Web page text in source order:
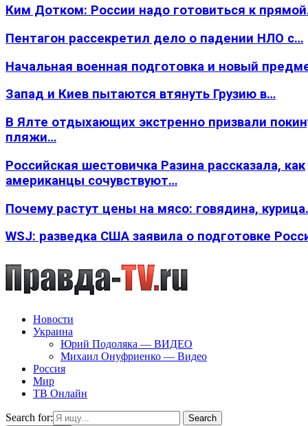
Ким Дотком: России надо готовиться к
Пентагон рассекретил дело о падении НЛО с…
Начальная военная подготовка и новый
Запад и Киев пытаются втянуть Грузию в…
В Ялте отдыхающих экстренно призвали
пляжи…
Российская шестовичка Разина рассказала, как
американцы сочувствуют…
Почему растут цены на мясо: говядина,
WSJ: разведка США заявила о подготовке
Новости
Украина
Юрий Подоляка — ВИДЕО
Михаил Онуфриенко — Видео
Россия
Мир
ТВ Онлайн
Search for:
Search